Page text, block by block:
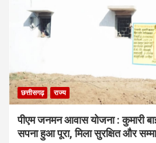
छत्तीसगढ़ राज्य
पीएम जनमन आवास योजना : कुमारी
सपना हुआ पूरा, मिला सुरक्षित और